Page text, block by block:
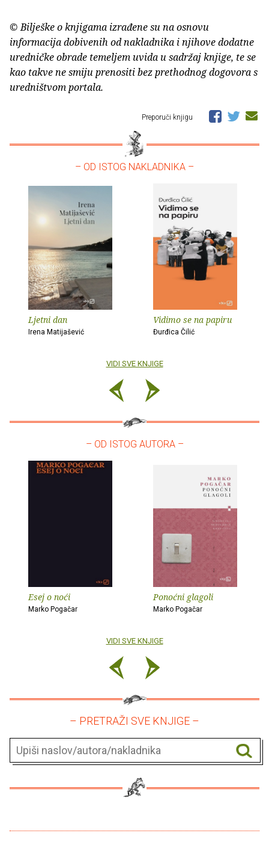
© Bilješke o knjigama izrađene su na osnovu
informacija dobivenih od nakladnika i njihove dodatne
uredničke obrade temeljem uvida u sadržaj knjige, te se
kao takve ne smiju prenositi bez prethodnog dogovora s
uredništvom portala.
Preporuči knjigu
– OD ISTOG NAKLADNIKA –
Ljetni dan
Irena Matijašević
Vidimo se na papiru
Đurđica Čilić
VIDI SVE KNJIGE
– OD ISTOG AUTORA –
Esej o noći
Marko Pogačar
Ponoćni glagoli
Marko Pogačar
VIDI SVE KNJIGE
– PRETRAŽI SVE KNJIGE –